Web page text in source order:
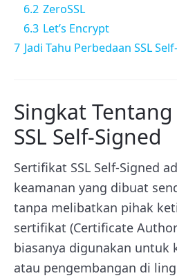
6.2 ZeroSSL
6.3 Let’s Encrypt
7 Jadi Tahu Perbedaan SSL
Singkat
SSL Self-Signed
Sertifikat SSL Self-Signed
keamanan yang dibuat
tanpa melibatkan pihak
sertifikat (Certificate
biasanya digunakan untuk
atau pengembangan di